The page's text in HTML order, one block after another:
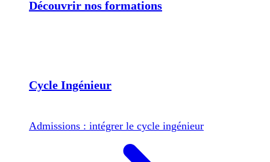
Découvrir nos formations
Cycle Ingénieur
Admissions : intégrer le cycle ingénieur